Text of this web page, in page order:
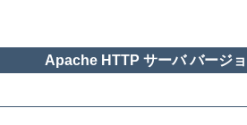
Apache HTTP サーバ バージ